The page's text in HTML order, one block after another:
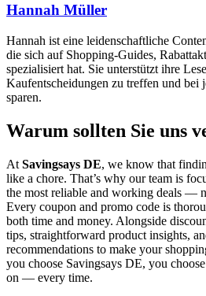
Hannah Müller
Hannah ist eine leidenschaftliche
die sich auf Shopping-Guides,
spezialisiert hat. Sie unterstützt ihre
Kaufentscheidungen zu treffen und bei
sparen.
Warum sollten Sie uns
At Savingsays DE, we know that
like a chore. That’s why our team is
the most reliable and working deals —
Every coupon and promo code is
both time and money. Alongside
tips, straightforward product insights,
recommendations to make your
you choose Savingsays DE, you
on — every time.